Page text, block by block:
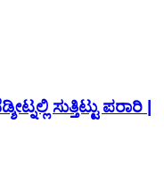
ಸುತ್ತಿಟ್ಟು ಪರಾರಿ |